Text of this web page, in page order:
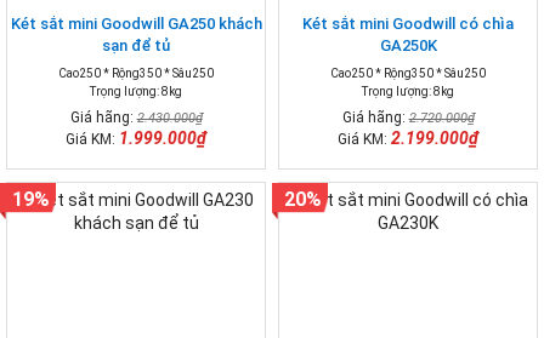
Két sắt mini Goodwill GA250 khách
sạn để tủ
Cao250 * Rộng350 * Sâu250
Trọng lượng: 8kg
Giá hãng:2.430.000₫
Giá KM: 1.999.000₫
Két sắt mini Goodwill có chìa
GA250K
Cao250 * Rộng350 * Sâu250
Trọng lượng: 8kg
Giá hãng:2.720.000₫
Giá KM: 2.199.000₫
19% 20%